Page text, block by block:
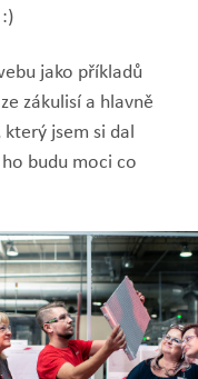
jako příkladů
zákulisí a hlavně
který jsem si dal
budu moci co